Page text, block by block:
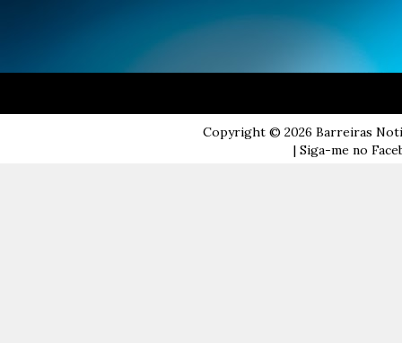
Copyright © 2026 Barreiras
| Siga-me no